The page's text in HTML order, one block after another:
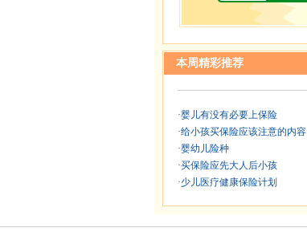
本周精彩推荐
·婴儿有没有必要上保险
·给小孩买保险应该注意的内容
·婴幼儿险种
·买保险应先大人后小孩
·少儿医疗健康保险计划